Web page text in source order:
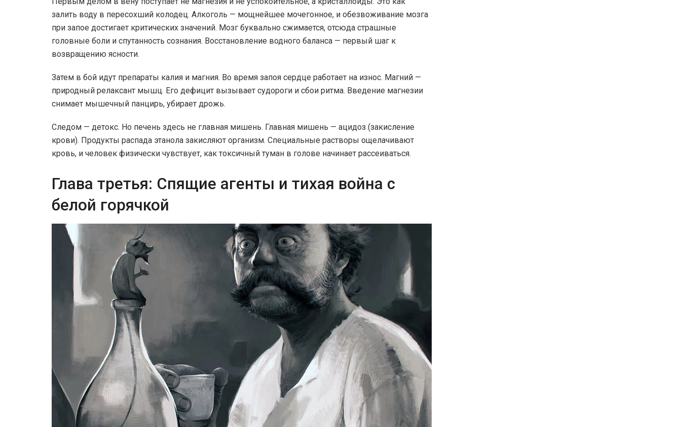
залить воду в пересохший колодец. Алкоголь — мощнейшее мочегонное, и обезвоживание мозга
при запое достигает критических значений. Мозг буквально сжимается, отсюда страшные
головные боли и спутанность сознания. Восстановление водного баланса — первый шаг к
возвращению ясности.
Затем в бой идут препараты калия и магния. Во время запоя сердце работает на износ. Магний —
природный релаксант мышц. Его дефицит вызывает судороги и сбои ритма. Введение магнезии
снимает мышечный панцирь, убирает дрожь.
Следом — детокс. Но печень здесь не главная мишень. Главная мишень — ацидоз (закисление
крови). Продукты распада этанола закисляют организм. Специальные растворы ощелачивают
кровь, и человек физически чувствует, как токсичный туман в голове начинает рассеиваться.
Глава третья: Спящие агенты и тихая война с
белой горячкой